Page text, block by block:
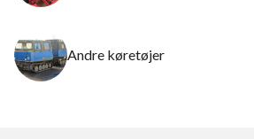
Andre køretøjer